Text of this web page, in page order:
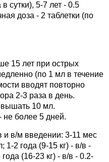
в сутки), 5-7 лет - 0.5
доза - 2 таблетки (по
15 лет при острых
(по 1 мл в течение
вводят повторно
2-3 раза в день.
10 мл.
не более 5 дней.
и в/м введении: 3-11 мес
1-2 года (9-15 кг) - в/в -
(16-23 кг) - в/в - 0.2-